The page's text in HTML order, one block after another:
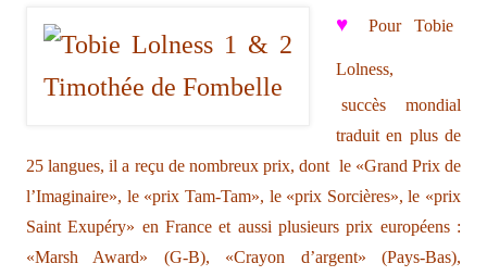
♥ Pour Tobie
Lolness,
succès mondial
traduit en plus de
25 langues, il a reçu de nombreux prix, dont le «Grand Prix de
l’Imaginaire», le «prix Tam-Tam», le «prix Sorcières», le «prix
Saint Exupéry» en France et aussi plusieurs prix européens :
«Marsh Award» (G-B), «Crayon d’argent» (Pays-Bas),